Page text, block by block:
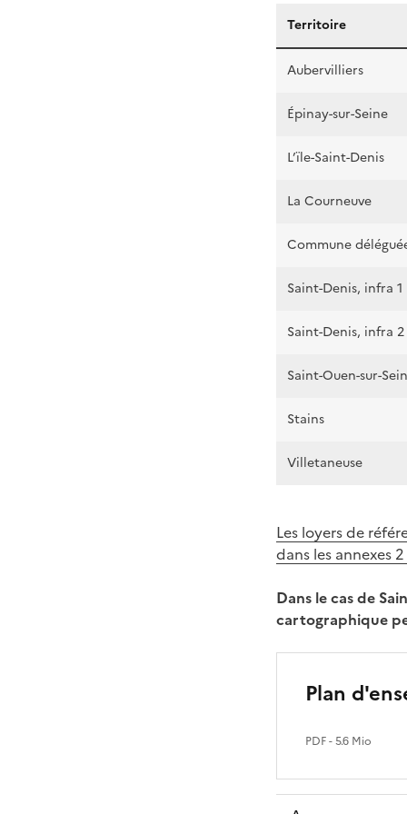
Territoire
Aubervilliers
Épinay-sur-Seine
L’ïle-Saint-Denis
La Courneuve
Commune
Saint-Denis, infra 1
Saint-Denis, infra 2
Saint-Ouen-sur-
Stains
Villetaneuse
Les loyers de
dans les annexes
Dans le cas de
cartographique
Plan
PDF- 5.6 Mio